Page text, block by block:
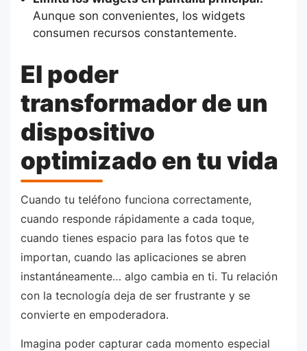
Aunque son convenientes, los widgets
consumen recursos constantemente.
El poder
transformador de un
dispositivo
optimizado en tu vida
Cuando tu teléfono funciona correctamente,
cuando responde rápidamente a cada toque,
cuando tienes espacio para las fotos que te
importan, cuando las aplicaciones se abren
instantáneamente… algo cambia en ti. Tu relación
con la tecnología deja de ser frustrante y se
convierte en empoderadora.
Imagina poder capturar cada momento especial